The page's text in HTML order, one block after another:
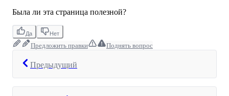
Была ли эта страница полезной?
Да Нет
Предложить правки Поднять вопрос
Предыдущий